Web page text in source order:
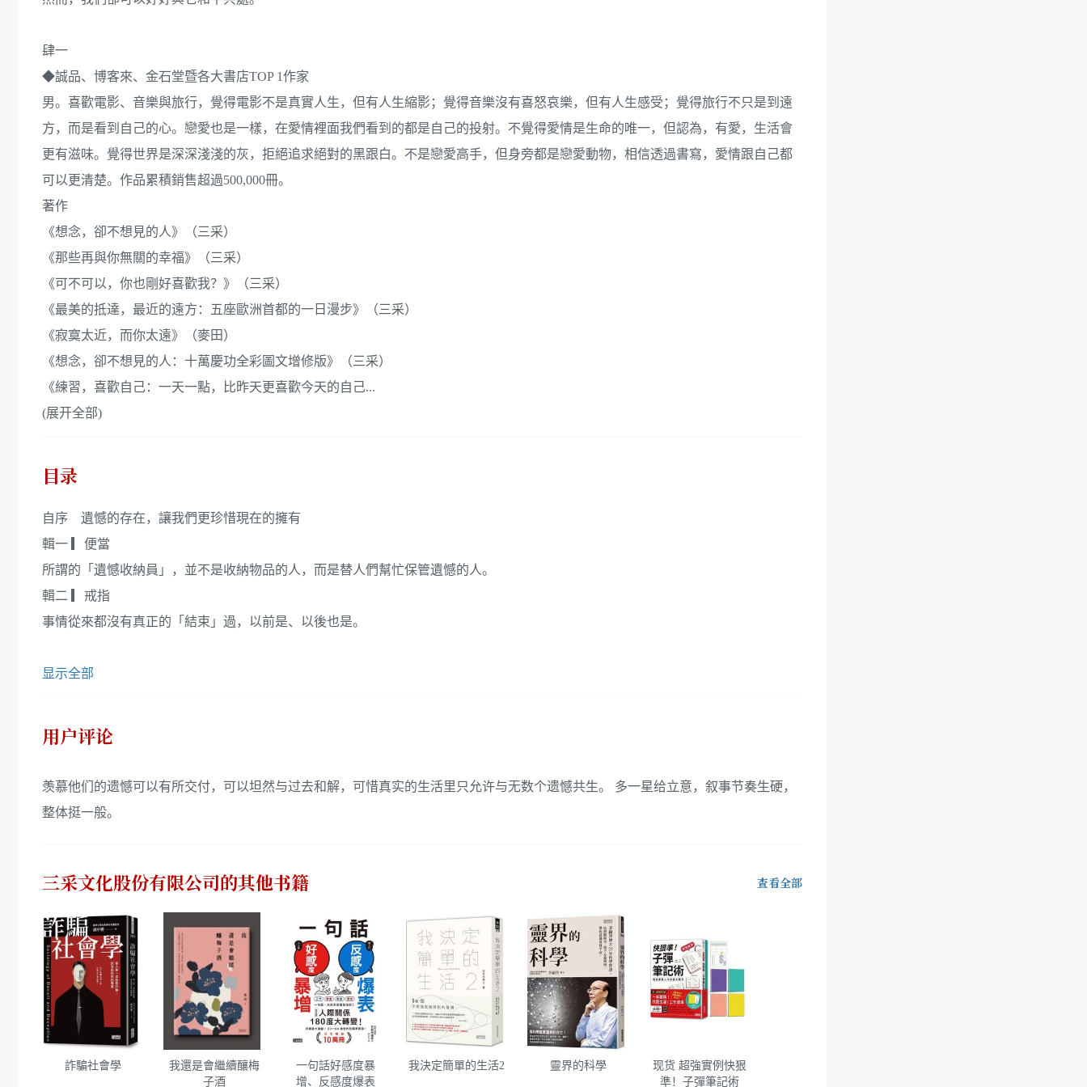
肆一
◆誠品、博客來、金石堂暨各大書店TOP 1作家
男。喜歡電影、音樂與旅行，覺得電影不是真實人生，但有人生縮影；覺得音樂沒有喜怒哀樂，但有人生感受；覺得旅行不只是到遠
方，而是看到自己的心。戀愛也是一樣，在愛情裡面我們看到的都是自己的投射。不覺得愛情是生命的唯一，但認為，有愛，生活會
更有滋味。覺得世界是深深淺淺的灰，拒絕追求絕對的黑跟白。不是戀愛高手，但身旁都是戀愛動物，相信透過書寫，愛情跟自己都
可以更清楚。作品累積銷售超過500,000冊。
著作
《想念，卻不想見的人》（三采）
《那些再與你無關的幸福》（三采）
《可不可以，你也剛好喜歡我？》（三采）
《最美的抵達，最近的遠方：五座歐洲首都的一日漫步》（三采）
《寂寞太近，而你太遠》（麥田）
《想念，卻不想見的人：十萬慶功全彩圖文增修版》（三采）
《練習，喜歡自己：一天一點，比昨天更喜歡今天的自己...
(展开全部)
目录
自序 遺憾的存在，讓我們更珍惜現在的擁有
輯一 ▎便當
所謂的「遺憾收納員」，並不是收納物品的人，而是替人們幫忙保管遺憾的人。
輯二 ▎戒指
事情從來都沒有真正的「結束」過，以前是、以後也是。
显示全部
用户评论
羡慕他们的遗憾可以有所交付，可以坦然与过去和解，可惜真实的生活里只允许与无数个遗憾共生。 多一星给立意，叙事节奏生硬，
整体挺一般。
三采文化股份有限公司 的其他书籍 查看全部
詐騙社會學
我還是會繼續釀梅
子酒
一句話好感度暴
增、反感度爆表
我決定簡單的生活2 靈界的科學
现货 超強實例快狠
準！子彈筆記術